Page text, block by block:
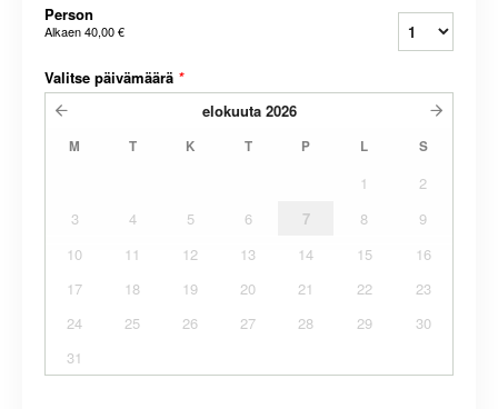
Person
Alkaen40,00 €
Valitse päivämäärä *
elokuuta 2026
M T K T P L S
1
2
3
4 5 6 7 8
9
10
11 12 13 14 15
16
17
18 19 20 21 22
23
24
25 26 27 28 29
30
31